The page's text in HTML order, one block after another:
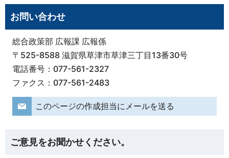
お問い合わせ
総合政策部 広報課 広報係
〒525-8588 滋賀県草津市草津三丁目13番30号
電話番号：077-561-2327
ファクス：077-561-2483
このページの作成担当にメールを送る
ご意見をお聞かせください。